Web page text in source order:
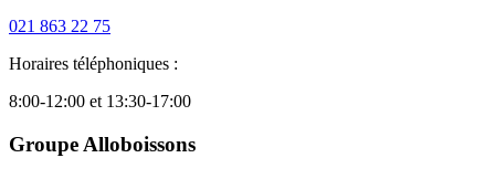
021 863 22 75
Horaires téléphoniques :
8:00-12:00 et 13:30-17:00
Groupe Alloboissons